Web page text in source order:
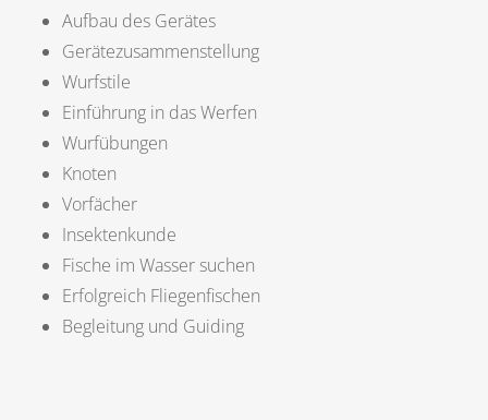
Aufbau des Gerätes
Gerätezusammenstellung
Wurfstile
Einführung in das Werfen
Wurfübungen
Knoten
Vorfächer
Insektenkunde
Fische im Wasser suchen
Erfolgreich Fliegenfischen
Begleitung und Guiding